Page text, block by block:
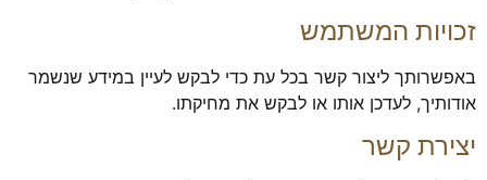
זכויות המשתמש
באפשרותך ליצור קשר בכל עת כדי לבקש לעיין במידע שנשמר
אודותיך, לעדכן אותו או לבקש את מחיקתו.
יצירת קשר
על ידי
שיתוף
העניין